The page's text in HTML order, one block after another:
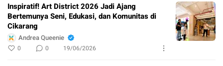
Inspiratif! Art District 2026 Jadi Ajang
Bertemunya Seni, Edukasi, dan Komunitas di
Cikarang
Andrea Queenie
0 0 19/06/2026